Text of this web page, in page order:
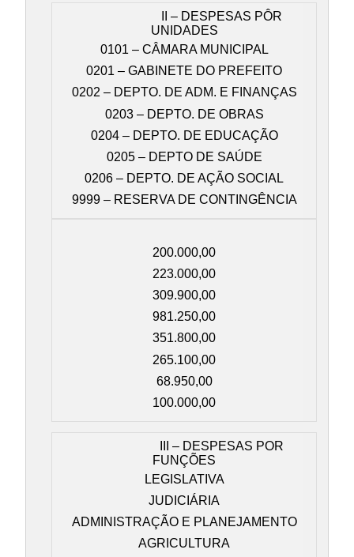
II – DESPESAS PÔR
UNIDADES
0101 – CÂMARA MUNICIPAL
0201 – GABINETE DO PREFEITO
0202 – DEPTO. DE ADM. E FINANÇAS
0203 – DEPTO. DE OBRAS
0204 – DEPTO. DE EDUCAÇÃO
0205 – DEPTO DE SAÚDE
0206 – DEPTO. DE AÇÃO SOCIAL
9999 – RESERVA DE CONTINGÊNCIA
200.000,00
223.000,00
309.900,00
981.250,00
351.800,00
265.100,00
68.950,00
100.000,00
III – DESPESAS POR
FUNÇÕES
LEGISLATIVA
JUDICIÁRIA
ADMINISTRAÇÃO E PLANEJAMENTO
AGRICULTURA